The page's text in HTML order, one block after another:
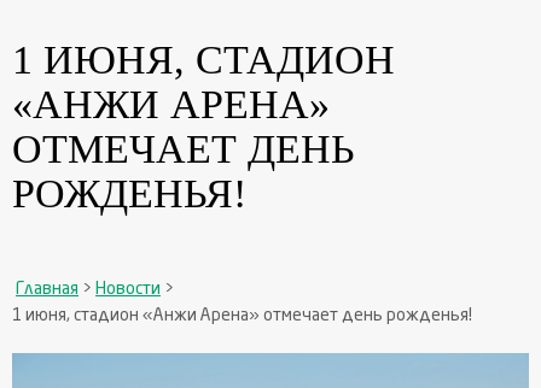
1 ИЮНЯ, СТАДИОН
«АНЖИ АРЕНА»
ОТМЕЧАЕТ ДЕНЬ
РОЖДЕНЬЯ!
Главная > Новости >
1 июня, стадион «Анжи Арена» отмечает день рожденья!